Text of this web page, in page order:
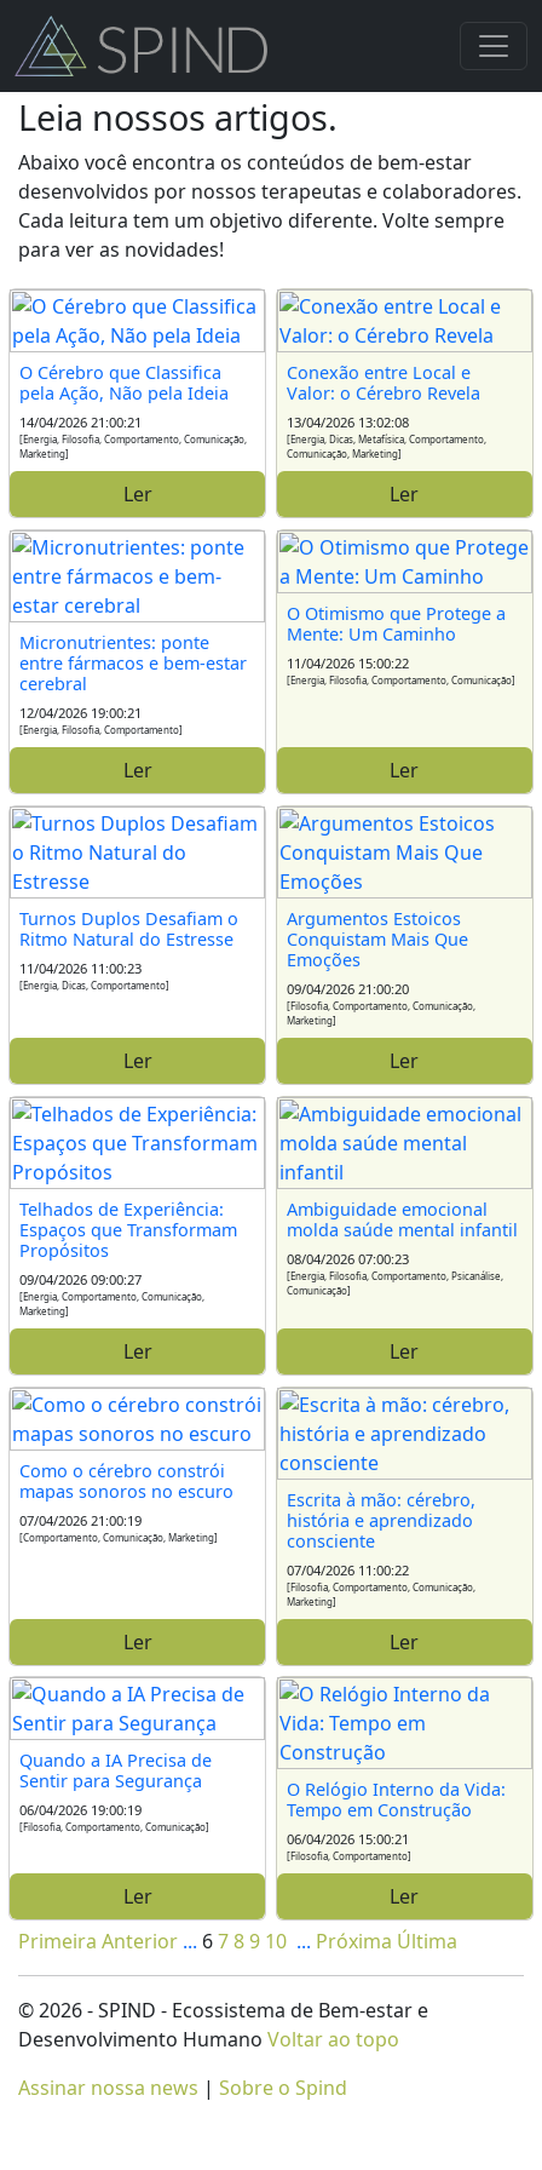
Leia nossos artigos.
Abaixo você encontra os conteúdos de bem-estar
desenvolvidos por nossos terapeutas e colaboradores.
Cada leitura tem um objetivo diferente. Volte sempre
para ver as novidades!
O Cérebro que Classifica
pela Ação, Não pela Ideia
14/04/2026 21:00:21
[Energia, Filosofia, Comportamento, Comunicação,
Marketing]
Ler
Conexão entre Local e
Valor: o Cérebro Revela
13/04/2026 13:02:08
[Energia, Dicas, Metafísica, Comportamento,
Comunicação, Marketing]
Ler
Micronutrientes: ponte
entre fármacos e bem-estar
cerebral
12/04/2026 19:00:21
[Energia, Filosofia, Comportamento]
Ler
O Otimismo que Protege a
Mente: Um Caminho
11/04/2026 15:00:22
[Energia, Filosofia, Comportamento, Comunicação]
Ler
Turnos Duplos Desafiam o
Ritmo Natural do Estresse
11/04/2026 11:00:23
[Energia, Dicas, Comportamento]
Ler
Argumentos Estoicos
Conquistam Mais Que
Emoções
09/04/2026 21:00:20
[Filosofia, Comportamento, Comunicação,
Marketing]
Ler
Telhados de Experiência:
Espaços que Transformam
Propósitos
09/04/2026 09:00:27
[Energia, Comportamento, Comunicação,
Marketing]
Ler
Ambiguidade emocional
molda saúde mental infantil
08/04/2026 07:00:23
[Energia, Filosofia, Comportamento, Psicanálise,
Comunicação]
Ler
Como o cérebro constrói
mapas sonoros no escuro
07/04/2026 21:00:19
[Comportamento, Comunicação, Marketing]
Ler
Escrita à mão: cérebro,
história e aprendizado
consciente
07/04/2026 11:00:22
[Filosofia, Comportamento, Comunicação,
Marketing]
Ler
Quando a IA Precisa de
Sentir para Segurança
06/04/2026 19:00:19
[Filosofia, Comportamento, Comunicação]
Ler
O Relógio Interno da Vida:
Tempo em Construção
06/04/2026 15:00:21
[Filosofia, Comportamento]
Ler
Primeira Anterior ... 6789 10 ... Próxima Última
© 2026 - SPIND - Ecossistema de Bem-estar e
Desenvolvimento Humano Voltar ao topo
Assinar nossa news | Sobre o Spind